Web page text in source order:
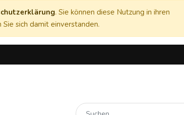
. Sie können diese Nutzung in ihren
sich damit einverstanden.